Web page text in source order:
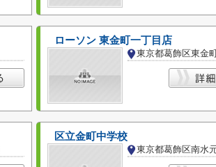
ローソン 東金町一丁目店
東京都葛飾区東金
区立金町中学校
東京都葛飾区南水